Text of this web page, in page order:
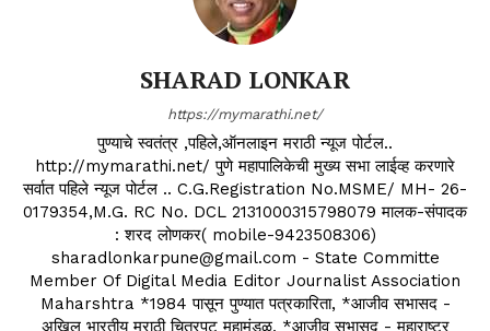
SHARAD LONKAR
https://mymarathi.net/
पुण्याचे स्वतंत्र ,पहिले,ऑनलाइन मराठी न्यूज पोर्टल..
http://mymarathi.net/ पुणे महापालिकेची मुख्य सभा लाईव्ह करणारे
सर्वात पहिले न्यूज पोर्टल .. C.G.Registration No.MSME/ MH- 26-
0179354,M.G. RC No. DCL 2131000315798079 मालक-संपादक
: शरद लोणकर( mobile-9423508306)
sharadlonkarpune@gmail.com - State Committe
Member Of Digital Media Editor Journalist Association
Maharshtra *1984 पासून पुण्यात पत्रकारिता, *आजीव सभासद -
अखिल भारतीय मराठी चित्रपट महामंडळ, *आजीव सभासद - महाराष्ट्र